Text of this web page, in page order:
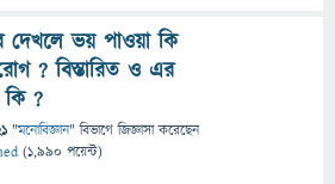
দেখলে ভয় পাওয়া কি
? বিস্তারিত ও এর
কি ?
"মনোবিজ্ঞান" বিভাগে জিজ্ঞাসাকরেছেন
(1,990 পয়েন্ট)